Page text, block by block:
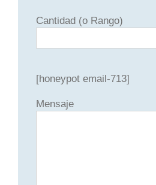
Cantidad (o Rango)
[honeypot email-713]
Mensaje